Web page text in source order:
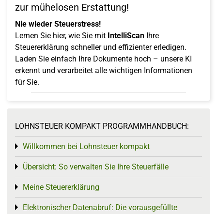
zur mühelosen Erstattung!
Nie wieder Steuerstress!
Lernen Sie hier, wie Sie mit IntelliScan Ihre
Steuererklärung schneller und effizienter erledigen.
Laden Sie einfach Ihre Dokumente hoch – unsere KI
erkennt und verarbeitet alle wichtigen Informationen
für Sie.
LOHNSTEUER KOMPAKT PROGRAMMHANDBUCH:
Willkommen bei Lohnsteuer kompakt
Toggle menu
Übersicht: So verwalten Sie Ihre Steuerfälle
Toggle menu
Meine Steuererklärung
Toggle menu
Elektronischer Datenabruf: Die vorausgefüllte
Toggle menu